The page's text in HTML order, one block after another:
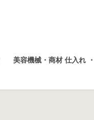
美容機械・商材 仕入れ